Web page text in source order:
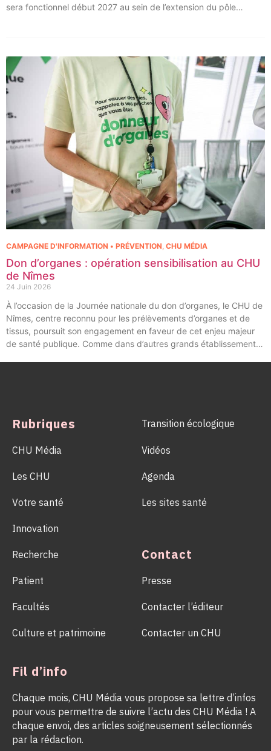
sera fonctionnel début 2027 au sein de l’extension du pôle
l’acquisition et l’installation de l’équipement au cœur même du
pôle régional de cancérologie.
Don d’organes : opération sensibilisation au CHU
de Nîmes
24 Juin 2026
CAMPAGNE D'INFORMATION • PRÉVENTION, CHU MÉDIA
À l’occasion de la Journée nationale du don d’organes, le CHU de
Nîmes, centre reconnu pour les prélèvements d’organes et de
tissus, poursuit son engagement en faveur de cet enjeu majeur
de santé publique. Comme dans d’autres grands établissements
Rubriques
CHU Média
Les CHU
Votre santé
Innovation
Recherche
Patient
Facultés
Culture et patrimoine
Transition écologique
Vidéos
Agenda
Les sites santé
Contact
Presse
Contacter l’éditeur
Contacter un CHU
Fil d’info
Chaque mois, CHU Média vous propose sa lettre d’infos
pour vous permettre de suivre l’actu des CHU Média ! A
chaque envoi, des articles soigneusement sélectionnés
par la rédaction.